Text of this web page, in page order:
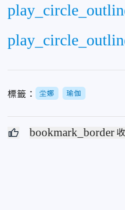
標籤： 坣娜 瑜伽
bookmark_border